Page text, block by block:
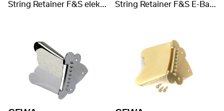
String Retainer F&S elektromos gitár String Retainer F&S E-Bass